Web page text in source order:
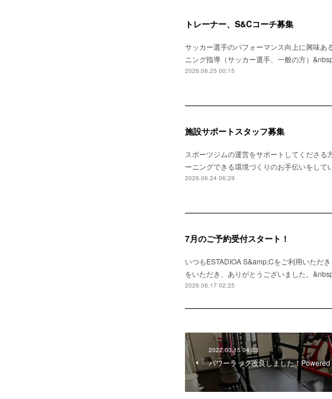
トレーナー、S&Cコーチ募集
サッカー選手のパフォーマンス向上に興味あ
ニング指導（サッカー選手、一般の方）
2026.06.25 00:15
施設サポートスタッフ募集
スポーツジムの運営をサポートしてくださ
ーニングできる環境づくりのお手伝いをし
2026.06.24 06:29
7月のご予約受付スタート！
いつもESTADIOA S&amp;Cをご利用いただ
をいただき、ありがとうございました。
2026.06.17 02:25
2022.03.15 04:03
パワーラック改良しました！